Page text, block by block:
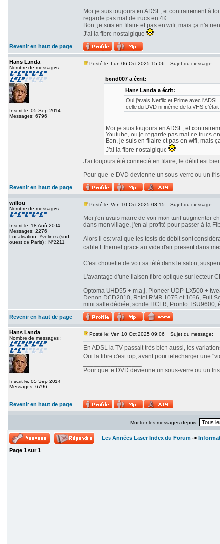
Moi je suis toujours en ADSL, et contrairement à
regarde pas mal de trucs en 4K.
Bon, je suis en filaire et pas en wifi, mais ça n'a
J'ai la fibre nostalgique
Revenir en haut de page
Hans Landa
Nombre de messages :
Inscrit le: 05 Sep 2014
Messages: 6796
Posté le: Lun 06 Oct 2025 15:06 Sujet du message:
bond007 a écrit:
Hans Landa a écrit:
Oui j'avais Netflix et Prime avec
celle du DVD ni même de la VHS c'était
Moi je suis toujours en ADSL, et
Youtube, ou je regarde pas mal de trucs
Bon, je suis en filaire et pas en wifi, mais
J'ai la fibre nostalgique
J'ai toujours été connecté en filaire, le débit est
Pour que le DVD devienne un sous-verre ou un
Revenir en haut de page
willou
Nombre de messages :
Inscrit le: 18 Aoû 2004
Messages: 2276
Localisation: Yvelines (sud
ouest de Paris) : N°2211
Posté le: Ven 10 Oct 2025 08:15 Sujet du message:
Moi j'en avais marre de voir mon tarif augmenter
dans mon village, j'en ai profité pour passer à la
Alors il est vrai que les tests de débit sont
câblé Ethernet grâce au vide d'air présent dans
C'est chouette de voir sa télé dans le salon,
L'avantage d'une liaison fibre optique sur lecteur
Optoma UHD55 + m.a.j, Pioneer UDP-LX500 +
Denon DCD2010, Rotel RMB-1075 et 1066, Full
mini salle dédiée, sonde HCFR, Pronto TSU9600,
Revenir en haut de page
Hans Landa
Nombre de messages :
Inscrit le: 05 Sep 2014
Messages: 6796
Posté le: Ven 10 Oct 2025 09:06 Sujet du message:
En ADSL la TV passait très bien aussi, les
Oui la fibre c'est top, avant pour télécharger une
Pour que le DVD devienne un sous-verre ou un
Revenir en haut de page
Montrer les messages depuis:
Les Années Laser Index du Forum ->
Page 1 sur1